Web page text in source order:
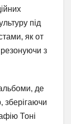
під
як от
з
де
зберігаючи
Тоні